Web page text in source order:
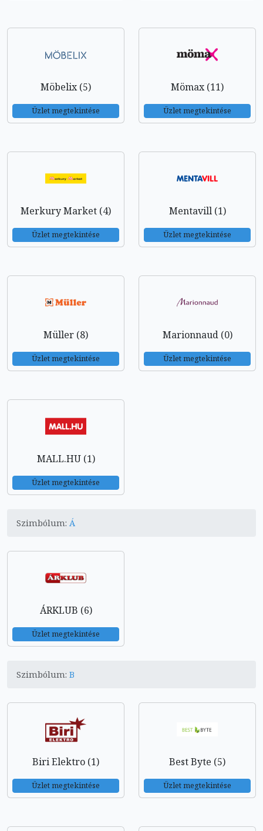
Möbelix (5)
Üzlet megtekintése
Mömax (11)
Üzlet megtekintése
Merkury Market (4)
Üzlet megtekintése
Mentavill (1)
Üzlet megtekintése
Müller (8)
Üzlet megtekintése
Marionnaud (0)
Üzlet megtekintése
MALL.HU (1)
Üzlet megtekintése
Szimbólum: Á
ÁRKLUB (6)
Üzlet megtekintése
Szimbólum: B
Biri Elektro (1)
Üzlet megtekintése
Best Byte (5)
Üzlet megtekintése